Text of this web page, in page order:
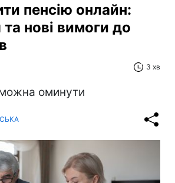
пенсію онлайн:
та нові вимоги до
3 хв
оминути